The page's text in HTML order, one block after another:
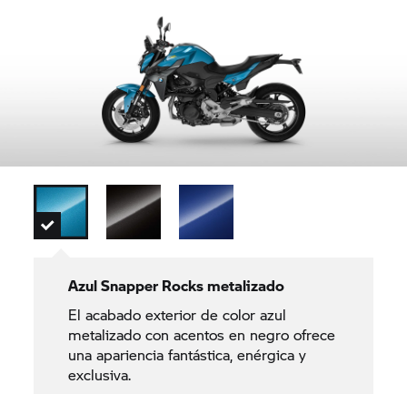
Azul Snapper Rocks metalizado
El acabado exterior de color azul
metalizado con acentos en negro ofrece
una apariencia fantástica, enérgica y
exclusiva.